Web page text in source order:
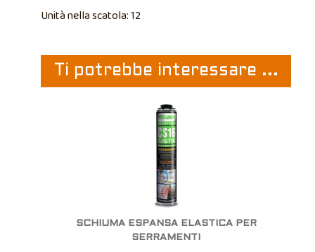
Unità nella scatola: 12
Ti potrebbe interessare ...
SCHIUMA ESPANSA ELASTICA PER
SERRAMENTI